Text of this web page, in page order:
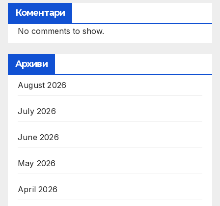
Коментари
No comments to show.
Архиви
August 2026
July 2026
June 2026
May 2026
April 2026